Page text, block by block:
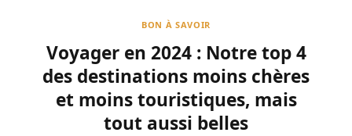
BON À SAVOIR
Voyager en 2024 : Notre top 4
des destinations moins chères
et moins touristiques, mais
tout aussi belles